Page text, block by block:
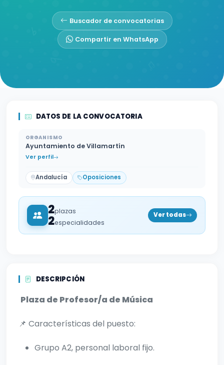
Buscador de convocatorias
Compartir en WhatsApp
DATOS DE LA CONVOCATORIA
ORGANISMO
Ayuntamiento de Villamartín
Ver perfil
Andalucía Oposiciones
2plazas
2especialidades
Ver todas
DESCRIPCIÓN
Plaza de Profesor/a de Música
📌 Características del puesto:
Grupo A2, personal laboral fijo.